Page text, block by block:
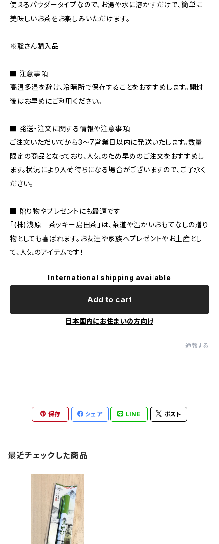
使えるパウダータイプなので、お湯や水に溶かすだけで、簡単に
美味しいお茶をお楽しみいただけます。
※聡さん購入品
■ 注意事項
高温多湿を避け、冷暗所で保存することをおすすめします。開封
後はお早めにご利用ください。
■ 発送・注文に関する情報や注意事項
ご注文いただいてから3〜7営業日以内に発送いたします。数量
限定の商品となっており、人気のため早めのご注文をおすすめし
ます。状況により入荷待ちになる場合がございますので、ご了承く
ださい。
■ 贈り物やプレゼントにも最適です
「(株)浅原 茶ッキー島田茶」は、茶道や温かいおもてなしの贈り
物としても喜ばれます。お友達や家族へプレゼントやお土産とし
て、人気のアイテムです！
International shipping available
Add to cart
日本国内にお住まいの方向け
通報する
保存 シェア LINE ポスト
最近チェックした商品